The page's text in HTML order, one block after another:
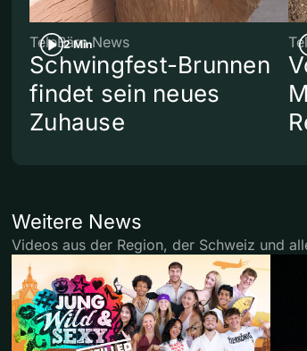
2 Min
TeleBärn News
Schwingfest-Brunnen
findet sein neues
Zuhause
Weitere News
Videos aus der Region, der Schweiz und